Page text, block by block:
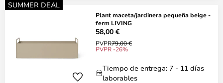
SUMMER DEAL
Plant maceta/jardinera pequeña beige -
ferm LIVING
58,00 €
PVPR79,00 €
PVPR -26%
Tiempo de entrega: 7 - 11 días
laborables